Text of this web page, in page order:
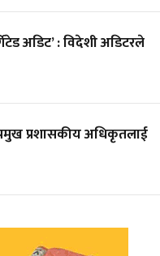
अडिट’ : विदेशी अडिटरले
प्रशासकीय अधिकृतलाई